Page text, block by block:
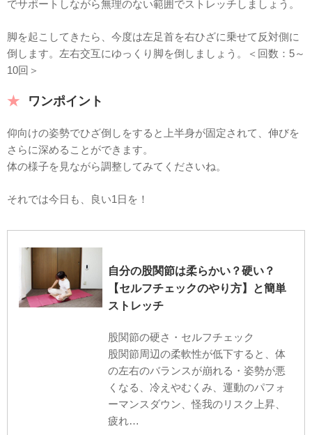
でサポートしながら無理のない範囲でストレッチしましょう。
脚を起こしてきたら、今度は左足首を右ひざに乗せて反対側に
倒します。左右交互にゆっくり脚を倒しましょう。＜回数：5～
10回＞
ワンポイント
仰向けの姿勢でひざ倒しをすると上半身が固定されて、伸びを
さらに深めることができます。
体の様子を見ながら調整してみてくださいね。
それでは今日も、良い1日を！
自分の股関節は柔らかい？硬い？
【セルフチェックのやり方】と簡単
ストレッチ
股関節の硬さ・セルフチェック
股関節周辺の柔軟性が低下すると、体
の左右のバランスが崩れる・姿勢が悪
くなる、冷えやむくみ、運動のパフォ
ーマンスダウン、怪我のリスク上昇、
疲れ…